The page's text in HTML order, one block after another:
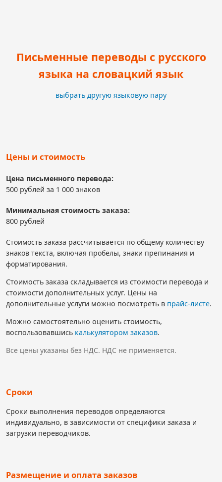
Письменные переводы с русского
языка на словацкий язык
выбрать другую языковую пару
Цены и стоимость
Цена письменного перевода:
500 рублей за 1 000 знаков
Минимальная стоимость заказа:
800 рублей
Стоимость заказа рассчитывается по общему количеству
знаков текста, включая пробелы, знаки препинания и
форматирования.
Стоимость заказа складывается из стоимости перевода и
стоимости дополнительных услуг. Цены на
дополнительные услуги можно посмотреть в прайс-листе.
Можно самостоятельно оценить стоимость,
воспользовавшись калькулятором заказов.
Все цены указаны без НДС. НДС не применяется.
Сроки
Сроки выполнения переводов определяются
индивидуально, в зависимости от специфики заказа и
загрузки переводчиков.
Размещение и оплата заказов